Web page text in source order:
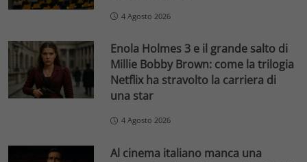
4 Agosto 2026
Enola Holmes 3 e il grande salto di
Millie Bobby Brown: come la trilogia
Netflix ha stravolto la carriera di
una star
4 Agosto 2026
Al cinema italiano manca una